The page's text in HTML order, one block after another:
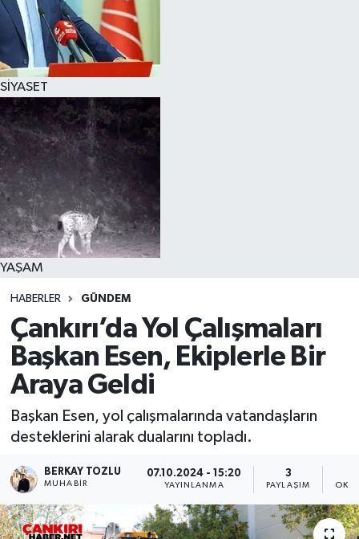
SİYASET
YAŞAM
HABERLER GÜNDEM
Çankırı’da Yol Çalışmaları
Başkan Esen, Ekiplerle Bir
Araya Geldi
Başkan Esen, yol çalışmalarında vatandaşların
desteklerini alarak dualarını topladı.
BERKAY TOZLU
MUHABIR
07.10.2024 - 15:20
YAYINLANMA
3
PAYLAŞIM